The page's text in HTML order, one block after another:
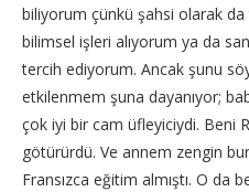
biliyorum çünkü şahsi olarak
bilimsel işleri alıyorum ya da
tercih ediyorum. Ancak şunu
etkilenmem şuna dayanıyor;
çok iyi bir cam üfleyiciydi. Beni
götürürdü. Ve annem zengin
Fransızca eğitim almıştı. O da